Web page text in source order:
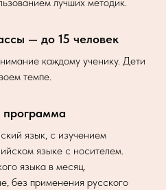
— до 15 человек
каждому ученику. Дети
темпе.
программа
язык, с изучением
языке с носителем.
языка в месяц.
без применения русского